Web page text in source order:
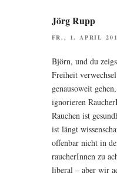
Jörg Rupp
FR., 1. APRIL
Björn, und du
Frei­heit
genau­so­weit
igno­rie­ren
Rau­chen ist
ist längt
offen­bar nicht in
rau­che­rIn­nen zu
libe­ral – aber wir